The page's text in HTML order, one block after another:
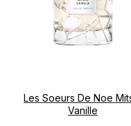
Les Soeurs De Noe
Vanille
УСЛОВИЯ ОПЛАТЫ И
УСЛОВИЯ ВОЗВРАТА